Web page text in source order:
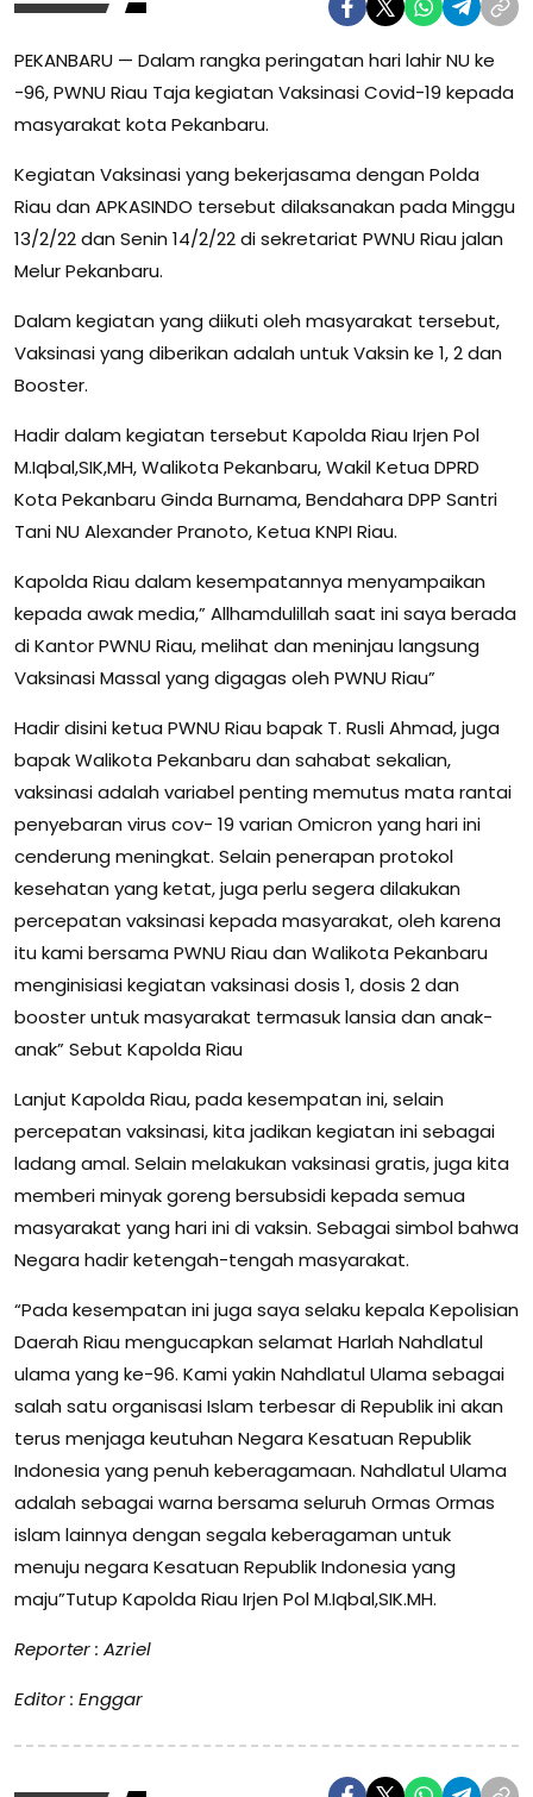
PEKANBARU — Dalam rangka peringatan hari lahir NU ke
-96, PWNU Riau Taja kegiatan Vaksinasi Covid-19 kepada
masyarakat kota Pekanbaru.
Kegiatan Vaksinasi yang bekerjasama dengan Polda
Riau dan APKASINDO tersebut dilaksanakan pada Minggu
13/2/22 dan Senin 14/2/22 di sekretariat PWNU Riau jalan
Melur Pekanbaru.
Dalam kegiatan yang diikuti oleh masyarakat tersebut,
Vaksinasi yang diberikan adalah untuk Vaksin ke 1, 2 dan
Booster.
Hadir dalam kegiatan tersebut Kapolda Riau Irjen Pol
M.Iqbal,SIK,MH, Walikota Pekanbaru, Wakil Ketua DPRD
Kota Pekanbaru Ginda Burnama, Bendahara DPP Santri
Tani NU Alexander Pranoto, Ketua KNPI Riau.
Kapolda Riau dalam kesempatannya menyampaikan
kepada awak media,” Allhamdulillah saat ini saya berada
di Kantor PWNU Riau, melihat dan meninjau langsung
Vaksinasi Massal yang digagas oleh PWNU Riau”
Hadir disini ketua PWNU Riau bapak T. Rusli Ahmad, juga
bapak Walikota Pekanbaru dan sahabat sekalian,
vaksinasi adalah variabel penting memutus mata rantai
penyebaran virus cov- 19 varian Omicron yang hari ini
cenderung meningkat. Selain penerapan protokol
kesehatan yang ketat, juga perlu segera dilakukan
percepatan vaksinasi kepada masyarakat, oleh karena
itu kami bersama PWNU Riau dan Walikota Pekanbaru
menginisiasi kegiatan vaksinasi dosis 1, dosis 2 dan
booster untuk masyarakat termasuk lansia dan anak-
anak” Sebut Kapolda Riau
Lanjut Kapolda Riau, pada kesempatan ini, selain
percepatan vaksinasi, kita jadikan kegiatan ini sebagai
ladang amal. Selain melakukan vaksinasi gratis, juga kita
memberi minyak goreng bersubsidi kepada semua
masyarakat yang hari ini di vaksin. Sebagai simbol bahwa
Negara hadir ketengah-tengah masyarakat.
“Pada kesempatan ini juga saya selaku kepala Kepolisian
Daerah Riau mengucapkan selamat Harlah Nahdlatul
ulama yang ke-96. Kami yakin Nahdlatul Ulama sebagai
salah satu organisasi Islam terbesar di Republik ini akan
terus menjaga keutuhan Negara Kesatuan Republik
Indonesia yang penuh keberagamaan. Nahdlatul Ulama
adalah sebagai warna bersama seluruh Ormas Ormas
islam lainnya dengan segala keberagaman untuk
menuju negara Kesatuan Republik Indonesia yang
maju”Tutup Kapolda Riau Irjen Pol M.Iqbal,SIK.MH.
Reporter : Azriel
Editor : Enggar